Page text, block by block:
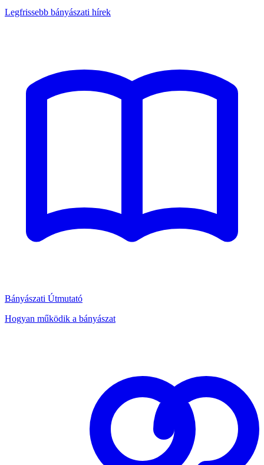
Legfrissebb bányászati hírek
Bányászati Útmutató
Hogyan működik a bányászat